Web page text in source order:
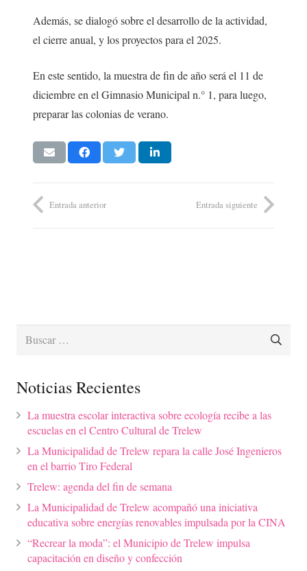
Además, se dialogó sobre el desarrollo de la actividad,
el cierre anual, y los proyectos para el 2025.
En este sentido, la muestra de fin de año será el 11 de
diciembre en el Gimnasio Municipal n.° 1, para luego,
preparar las colonias de verano.
Entrada anterior Entrada siguiente
Buscar:
Noticias Recientes
La muestra escolar interactiva sobre ecología recibe a las
escuelas en el Centro Cultural de Trelew
La Municipalidad de Trelew repara la calle José Ingenieros
en el barrio Tiro Federal
Trelew: agenda del fin de semana
La Municipalidad de Trelew acompañó una iniciativa
educativa sobre energías renovables impulsada por la CINA
“Recrear la moda”: el Municipio de Trelew impulsa
capacitación en diseño y confección